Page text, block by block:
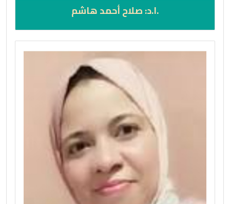
.ا.د: صلاح أحمد هاشم